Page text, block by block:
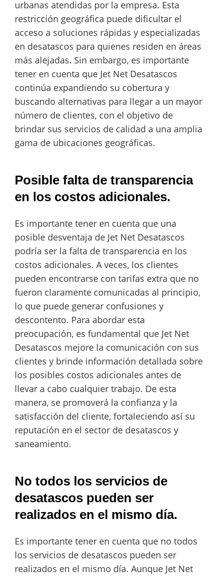
urbanas atendidas por la empresa. Esta
restricción geográfica puede dificultar el
acceso a soluciones rápidas y especializadas
en desatascos para quienes residen en áreas
más alejadas. Sin embargo, es importante
tener en cuenta que Jet Net Desatascos
continúa expandiendo su cobertura y
buscando alternativas para llegar a un mayor
número de clientes, con el objetivo de
brindar sus servicios de calidad a una amplia
gama de ubicaciones geográficas.
Posible falta de transparencia
en los costos adicionales.
Es importante tener en cuenta que una
posible desventaja de Jet Net Desatascos
podría ser la falta de transparencia en los
costos adicionales. A veces, los clientes
pueden encontrarse con tarifas extra que no
fueron claramente comunicadas al principio,
lo que puede generar confusiones y
descontento. Para abordar esta
preocupación, es fundamental que Jet Net
Desatascos mejore la comunicación con sus
clientes y brinde información detallada sobre
los posibles costos adicionales antes de
llevar a cabo cualquier trabajo. De esta
manera, se promoverá la confianza y la
satisfacción del cliente, fortaleciendo así su
reputación en el sector de desatascos y
saneamiento.
No todos los servicios de
desatascos pueden ser
realizados en el mismo día.
Es importante tener en cuenta que no todos
los servicios de desatascos pueden ser
realizados en el mismo día. Aunque Jet Net